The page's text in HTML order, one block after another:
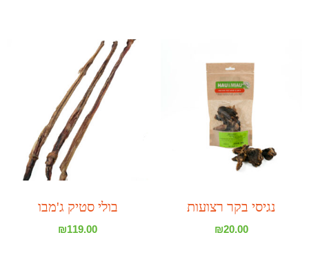
נגיסי בקר רצועות
₪20.00
בולי סטיק ג'מבו
₪119.00